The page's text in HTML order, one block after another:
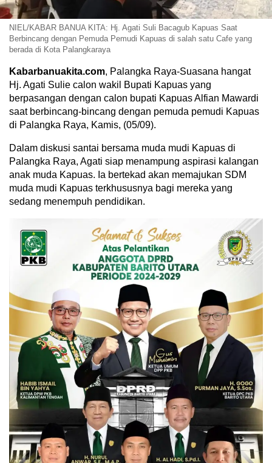
NIEL/KABAR BANUA KITA: Hj. Agati Suli Bacagub Kapuas Saat
Berbincang dengan Pemuda Pemudi Kapuas di salah satu Cafe yang
berada di Kota Palangkaraya
Kabarbanuakita.com, Palangka Raya-Suasana hangat
Hj. Agati Sulie calon wakil Bupati Kapuas yang
berpasangan dengan calon bupati Kapuas Alfian Mawardi
saat berbincang-bincang dengan pemuda pemudi Kapuas
di Palangka Raya, Kamis, (05/09).
Dalam diskusi santai bersama muda mudi Kapuas di
Palangka Raya, Agati siap menampung aspirasi kalangan
anak muda Kapuas. Ia bertekad akan memajukan SDM
muda mudi Kapuas terkhususnya bagi mereka yang
sedang menempuh pendidikan.